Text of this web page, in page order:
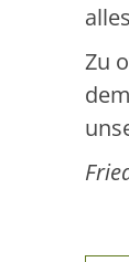
Zu